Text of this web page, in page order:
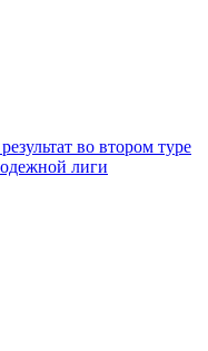
во втором туре
лиги